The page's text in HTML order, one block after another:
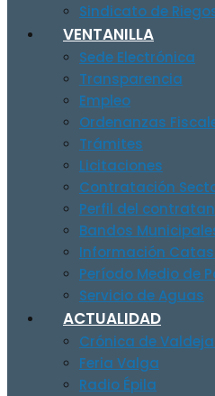
Sindicato de
VENTANILLA
Sede Electrónica
Transparencia
Empleo
Ordenanzas
Trámites
Licitaciones
Contratación
Perfil del
Bandos
Información
Período Medio de
Servicio de Aguas
ACTUALIDAD
Crónica de
Feria Valga
Radio Épila